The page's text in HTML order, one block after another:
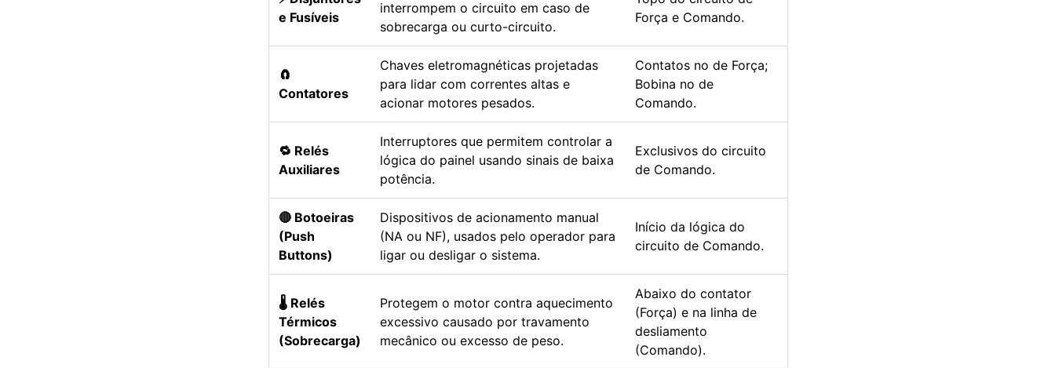
e Fusíveis
interrompem o circuito em caso de
sobrecarga ou curto-circuito.
Força e Comando.
🧲
Contatores
Chaves eletromagnéticas projetadas
para lidar com correntes altas e
acionar motores pesados.
Contatos no de Força;
Bobina no de
Comando.
🔁 Relés
Auxiliares
Interruptores que permitem controlar a
lógica do painel usando sinais de baixa
potência.
Exclusivos do circuito
de Comando.
🔴 Botoeiras
(Push
Buttons)
Dispositivos de acionamento manual
(NA ou NF), usados pelo operador para
ligar ou desligar o sistema.
Início da lógica do
circuito de Comando.
🌡️ Relés
Térmicos
(Sobrecarga)
Protegem o motor contra aquecimento
excessivo causado por travamento
mecânico ou excesso de peso.
Abaixo do contator
(Força) e na linha de
desliamento
(Comando).